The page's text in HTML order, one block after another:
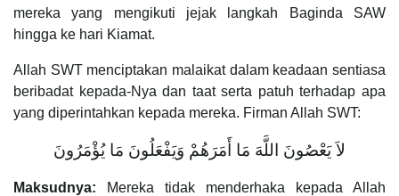
mereka yang mengikuti jejak langkah Baginda SAW
hingga ke hari Kiamat.
Allah SWT menciptakan malaikat dalam keadaan sentiasa
beribadat kepada-Nya dan taat serta patuh terhadap apa
yang diperintahkan kepada mereka. Firman Allah SWT:
لاَ يَعْصُونَ اللَّهَ مَا أَمَرَهُمْ وَيَفْعَلُونَ مَا يُؤْمَرُونَ
Maksudnya:
Mereka tidak menderhaka kepada Allah